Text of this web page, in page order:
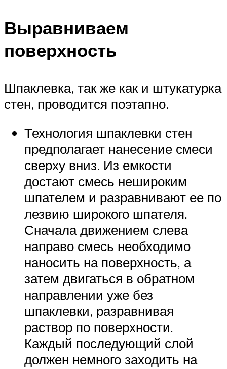
Выравниваем
поверхность
Шпаклевка, так же как и штукатурка
стен, проводится поэтапно.
Технология шпаклевки стен
предполагает нанесение смеси
сверху вниз. Из емкости
достают смесь нешироким
шпателем и разравнивают ее по
лезвию широкого шпателя.
Сначала движением слева
направо смесь необходимо
наносить на поверхность, а
затем двигаться в обратном
направлении уже без
шпаклевки, разравнивая
раствор по поверхности.
Каждый последующий слой
должен немного заходить на